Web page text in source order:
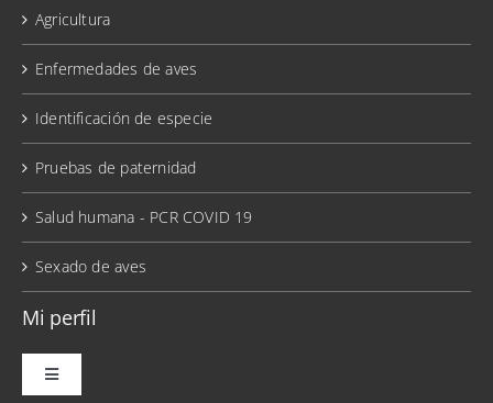
Agricultura
Enfermedades de aves
Identificación de especie
Pruebas de paternidad
Salud humana - PCR COVID 19
Sexado de aves
Mi perfil
Toggle